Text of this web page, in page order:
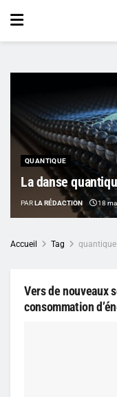
QUANTIQUE
La danse
PARLA RÉDACTION 18
Accueil Tag quantique
Vers de nouveaux
consommation